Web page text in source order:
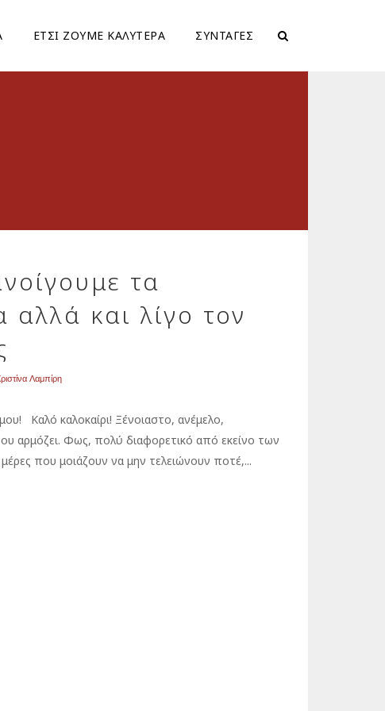
ΕΤΣΙ ΖΟΥΜΕ ΚΑΛΥΤΕΡΑ ΣΥΝΤΑΓΕΣ
τα
και λίγο τον
Λαμπίρη
Καλό καλοκαίρι! Ξένοιαστο, ανέμελο,
αρμόζει. Φως, πολύ διαφορετικό από εκείνο των
που μοιάζουν να μην τελειώνουν ποτέ,...